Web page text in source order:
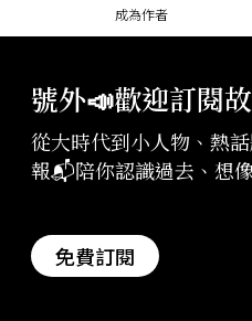
號外📣歡迎訂閱
從大時代到小人物、熱
報📬陪你認識過去、想
免費訂閱
成為作者
用故事讓你知曉世界大事